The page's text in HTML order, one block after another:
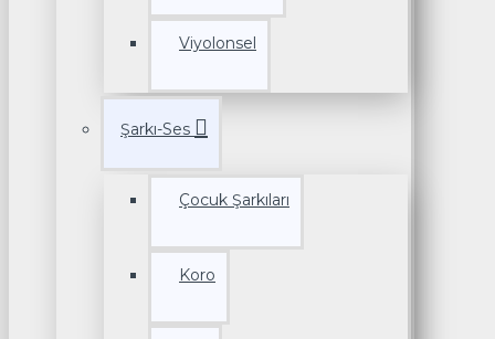
Viyolonsel
Şarkı-Ses
Çocuk Şarkıları
Koro